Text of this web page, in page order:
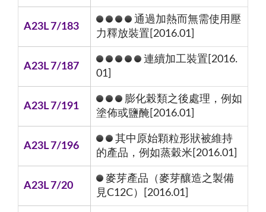
A23L 7/183
通過加熱而無需使用壓
力釋放裝置[2016.01]
A23L 7/187
連續加工裝置[2016.
01]
A23L 7/191
膨化榖類之後處理，例如
塗佈或鹽醃[2016.01]
A23L 7/196
其中原始顆粒形狀被維持
的產品，例如蒸穀米[2016.01]
A23L 7/20
麥芽產品（麥芽釀造之製備
見C12C）[2016.01]